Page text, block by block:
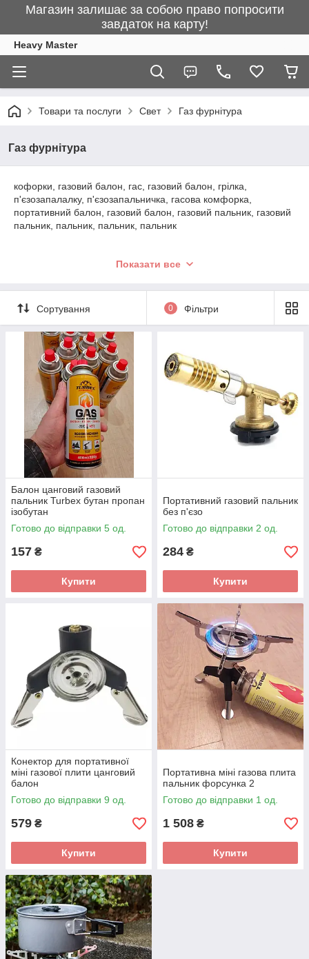
Магазин залишає за собою право попросити
завдаток на карту!
Heavy Master
Товари та послуги Свет Газ фурнітура
Газ фурнітура
кофорки, газовий балон, гас, газовий балон, грілка,
п'єзозапалалку, п'єзозапальничка, гасова комфорка,
портативний балон, газовий балон, газовий пальник, газовий
пальник, пальник, пальник, пальник
Показати все
Сортування 0 Фільтри
Балон цанговий газовий
пальник Turbex бутан пропан
ізобутан
Готово до відправки 5 од.
157 ₴
Купити
Портативний газовий пальник
без п'єзо
Готово до відправки 2 од.
284 ₴
Купити
Конектор для портативної
міні газової плити цанговий
балон
Готово до відправки 9 од.
579 ₴
Купити
Портативна міні газова плита
пальник форсунка 2
Готово до відправки 1 од.
1 508 ₴
Купити